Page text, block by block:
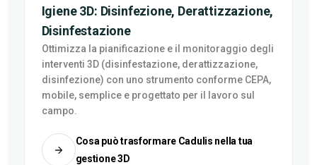
Igiene 3D: Disinfezione, Derattizzazione,
Disinfestazione
Ottimizza la pianificazione e il monitoraggio degli
interventi 3D (disinfestazione, derattizzazione,
disinfezione) con uno strumento conforme CEPA,
mobile, semplice e progettato per il lavoro sul
campo.
Cosa può trasformare Cadulis nella tua
gestione 3D